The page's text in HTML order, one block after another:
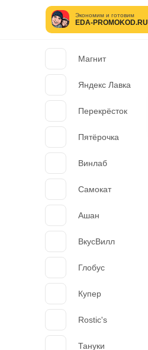
Экономим и готовим
EDA-PROMOKOD.RU
Магнит
Яндекс Лавка
Перекрёсток
Пятёрочка
Винлаб
Самокат
Ашан
ВкусВилл
Глобус
Купер
Rostic's
Тануки